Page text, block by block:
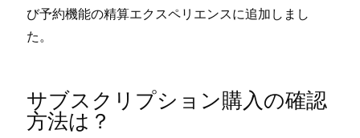
び予約機能の精算エクスペリエンスに追加しまし
た⁠。
サブスクリプシ⁠ョン購入の確認
方法は⁠？